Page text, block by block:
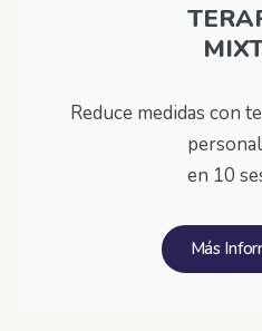
Reduce medidas con
en 10
Más